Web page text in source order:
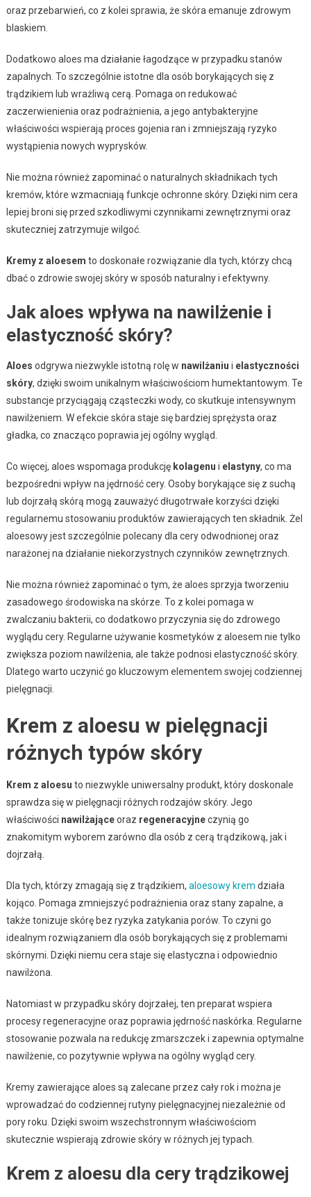
oraz przebarwień, co z kolei sprawia, że skóra emanuje zdrowym
blaskiem.
Dodatkowo aloes ma działanie łagodzące w przypadku stanów
zapalnych. To szczególnie istotne dla osób borykających się z
trądzikiem lub wrażliwą cerą. Pomaga on redukować
zaczerwienienia oraz podrażnienia, a jego antybakteryjne
właściwości wspierają proces gojenia ran i zmniejszają ryzyko
wystąpienia nowych wyprysków.
Nie można również zapominać o naturalnych składnikach tych
kremów, które wzmacniają funkcje ochronne skóry. Dzięki nim cera
lepiej broni się przed szkodliwymi czynnikami zewnętrznymi oraz
skuteczniej zatrzymuje wilgoć.
Kremy z aloesem to doskonałe rozwiązanie dla tych, którzy chcą
dbać o zdrowie swojej skóry w sposób naturalny i efektywny.
Jak aloes wpływa na nawilżenie i
elastyczność skóry?
Aloes odgrywa niezwykle istotną rolę w nawilżaniu i elastyczności
skóry, dzięki swoim unikalnym właściwościom humektantowym. Te
substancje przyciągają cząsteczki wody, co skutkuje intensywnym
nawilżeniem. W efekcie skóra staje się bardziej sprężysta oraz
gładka, co znacząco poprawia jej ogólny wygląd.
Co więcej, aloes wspomaga produkcję kolagenu i elastyny, co ma
bezpośredni wpływ na jędrność cery. Osoby borykające się z suchą
lub dojrzałą skórą mogą zauważyć długotrwałe korzyści dzięki
regularnemu stosowaniu produktów zawierających ten składnik. Żel
aloesowy jest szczególnie polecany dla cery odwodnionej oraz
narażonej na działanie niekorzystnych czynników zewnętrznych.
Nie można również zapominać o tym, że aloes sprzyja tworzeniu
zasadowego środowiska na skórze. To z kolei pomaga w
zwalczaniu bakterii, co dodatkowo przyczynia się do zdrowego
wyglądu cery. Regularne używanie kosmetyków z aloesem nie tylko
zwiększa poziom nawilżenia, ale także podnosi elastyczność skóry.
Dlatego warto uczynić go kluczowym elementem swojej codziennej
pielęgnacji.
Krem z aloesu w pielęgnacji
różnych typów skóry
Krem z aloesu to niezwykle uniwersalny produkt, który doskonale
sprawdza się w pielęgnacji różnych rodzajów skóry. Jego
właściwości nawilżająceoraz regeneracyjneczynią go
znakomitym wyborem zarówno dla osób z cerą trądzikową, jak i
dojrzałą.
Dla tych, którzy zmagają się z trądzikiem, aloesowy krem działa
kojąco. Pomaga zmniejszyć podrażnienia oraz stany zapalne, a
także tonizuje skórę bez ryzyka zatykania porów. To czyni go
idealnym rozwiązaniem dla osób borykających się z problemami
skórnymi. Dzięki niemu cera staje się elastyczna i odpowiednio
nawilżona.
Natomiast w przypadku skóry dojrzałej, ten preparat wspiera
procesy regeneracyjne oraz poprawia jędrność naskórka. Regularne
stosowanie pozwala na redukcję zmarszczek i zapewnia optymalne
nawilżenie, co pozytywnie wpływa na ogólny wygląd cery.
Kremy zawierające aloes są zalecane przez cały rok i można je
wprowadzać do codziennej rutyny pielęgnacyjnej niezależnie od
pory roku. Dzięki swoim wszechstronnym właściwościom
skutecznie wspierają zdrowie skóry w różnych jej typach.
Krem z aloesu dla cery trądzikowej